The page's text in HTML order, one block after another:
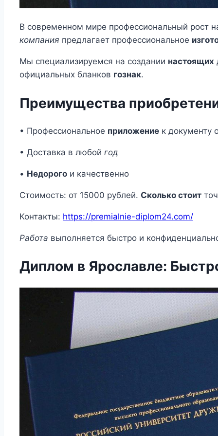
В современном мире профессиональный рост
компания предлагает профессиональное
Мы специализируемся на создании настоящих
официальных бланков гознак.
Преимущества
• Профессиональное приложение к документу
• Доставка в любой год
• Недорого и качественно
Стоимость: от 15000 рублей. Сколько стоит
Контакты: https://premialnie-diplom24.com/
Работа выполняется быстро и
Диплом в Ярославле: